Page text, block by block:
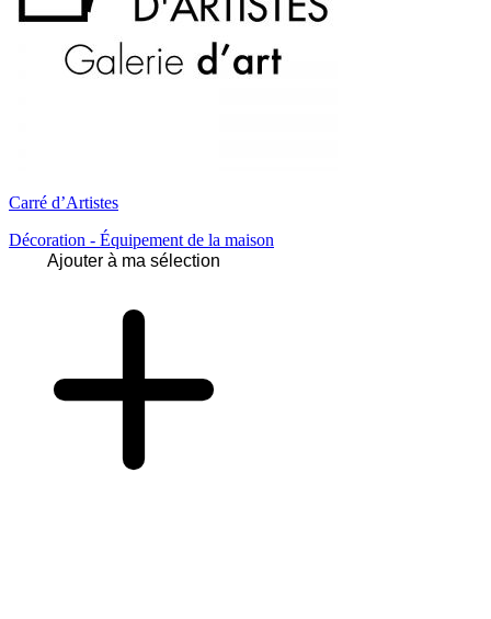
Carré d’Artistes
Décoration - Équipement de la maison
Ajouter à ma sélection